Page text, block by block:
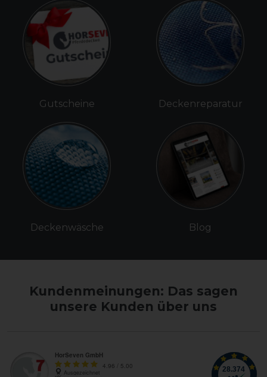
Gutscheine
Deckenwäsche
Deckenreparatur
Blog
Kundenmeinungen: Das sagen
unsere Kunden über uns